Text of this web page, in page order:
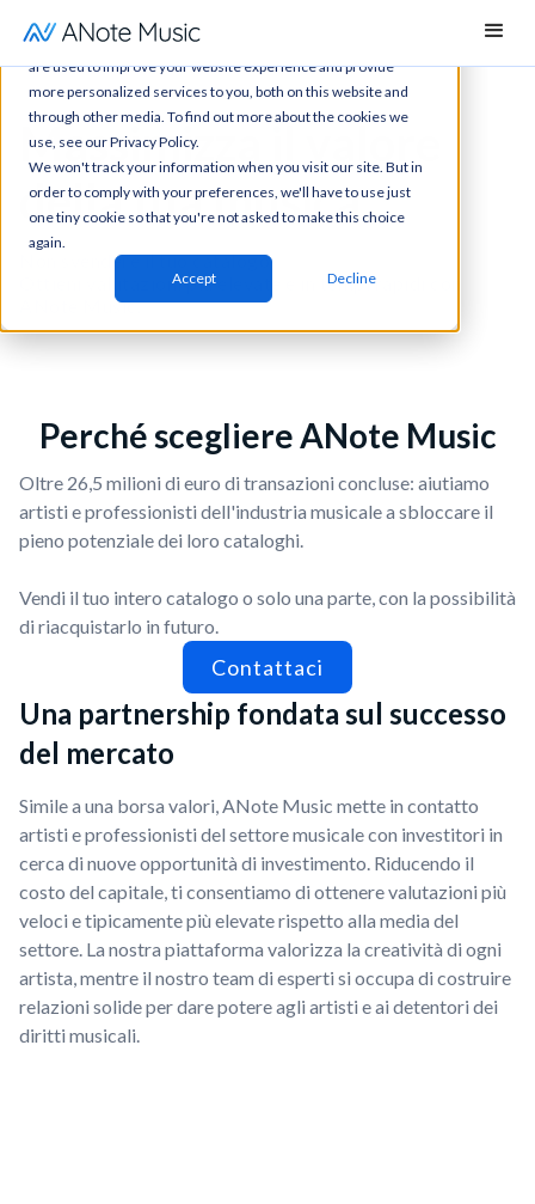
This website stores cookies on your computer. These cookies
are used to improve your website experience and provide
more personalized services to you, both on this website and
through other media. To find out more about the cookies we
use, see our Privacy Policy.
We won't track your information when you visit our site. But in
order to comply with your preferences, we'll have to use just
one tiny cookie so that you're not asked to make this choice
again.
Accept Decline
Massimizza il valore
della tua musica
Non svendere il tuo catalogo.
Ottieni valutazioni più elevate e in tempi rapidi con
ANote Music.
Perché scegliere ANote Music
Oltre 26,5 milioni di euro di transazioni concluse: aiutiamo
artisti e professionisti dell'industria musicale a sbloccare il
pieno potenziale dei loro cataloghi.
Vendi il tuo intero catalogo o solo una parte, con la possibilità
di riacquistarlo in futuro.
Contattaci
Una partnership fondata sul successo
del mercato
Simile a una borsa valori, ANote Music mette in contatto
artisti e professionisti del settore musicale con investitori in
cerca di nuove opportunità di investimento. Riducendo il
costo del capitale, ti consentiamo di ottenere valutazioni più
veloci e tipicamente più elevate rispetto alla media del
settore. La nostra piattaforma valorizza la creatività di ogni
artista, mentre il nostro team di esperti si occupa di costruire
relazioni solide per dare potere agli artisti e ai detentori dei
diritti musicali.